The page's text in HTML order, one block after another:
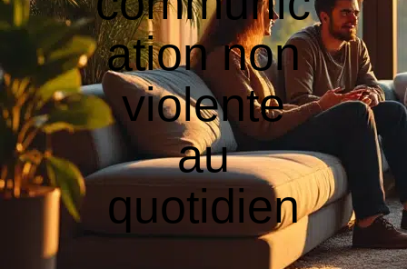
ation non
violente
au
quotidien